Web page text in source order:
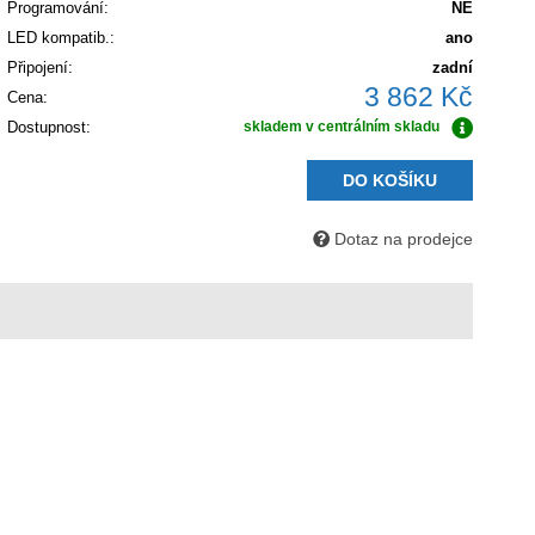
Programování:
NE
LED kompatib.:
ano
Připojení:
zadní
Cena:
3 862 Kč
Dostupnost: skladem v centrálním skladu
DO KOŠÍKU
Dotaz na prodejce